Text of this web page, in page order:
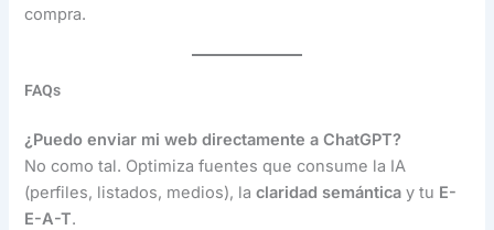
compra.
FAQs
¿Puedo enviar mi web directamente a ChatGPT?
No como tal. Optimiza fuentes que consume la IA
(perfiles, listados, medios), laclaridad semántica y tu E-
E-A-T.